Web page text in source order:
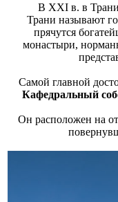
В XXI в. в Трани
Трани называют
прячутся
монастыри,
Самой главной
Кафедральный
Он расположен на